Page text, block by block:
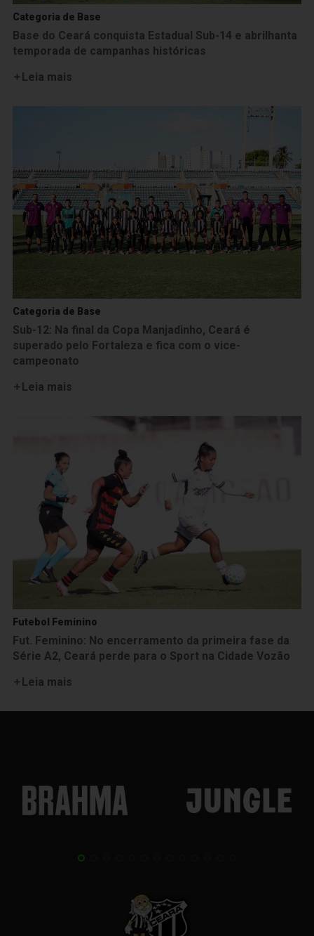
Categoria de Base
Base do Ceará conquista Estadual Sub-14 e abrilhanta
temporada de campanhas históricas
Leia mais
Categoria de Base
Sub-12: Na final da Copa Manjadinho, Ceará é
superado pelo Fortaleza e fica com o vice-
campeonato
Leia mais
Futebol Feminino
Fut. Feminino: No encerramento da primeira fase da
Série A2, Ceará perde para o Sport na Cidade Vozão
Leia mais